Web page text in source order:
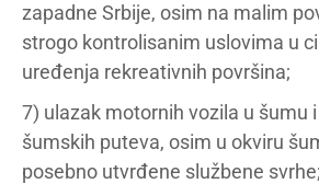
zapadne Srbije, osim na malim
strogo kontrolisanim uslovima u
uređenja rekreativnih površina;
7) ulazak motornih vozila u šumu
šumskih puteva, osim u okviru
posebno utvrđene službene svrhe;